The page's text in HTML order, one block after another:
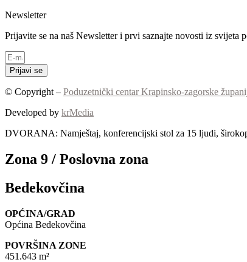
Newsletter
Prijavite se na naš Newsletter i prvi saznajte novosti iz svijeta
Prijavi se
© Copyright – Poduzetnički centar Krapinsko-zagorske
Developed by krMedia
DVORANA: Namještaj, konferencijski stol za 15 ljudi,
Zona 9 / Poslovna zona
Bedekovčina
OPĆINA/GRAD
Općina Bedekovčina
POVRŠINA ZONE
451.643 m²